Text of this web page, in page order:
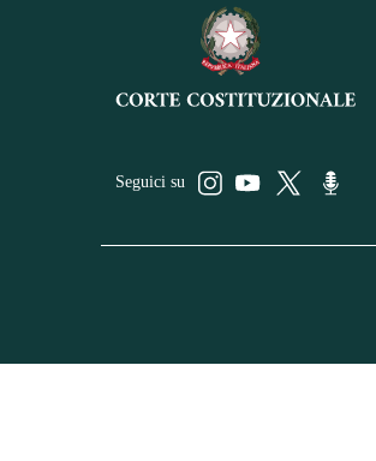
Seguici su